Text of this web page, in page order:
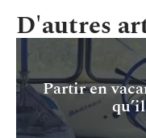
D'autres
Partir en